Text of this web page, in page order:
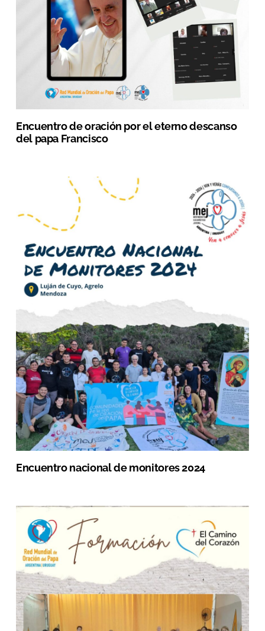
Encuentro de oración por el eterno descanso
del papa Francisco
Encuentro nacional de monitores 2024